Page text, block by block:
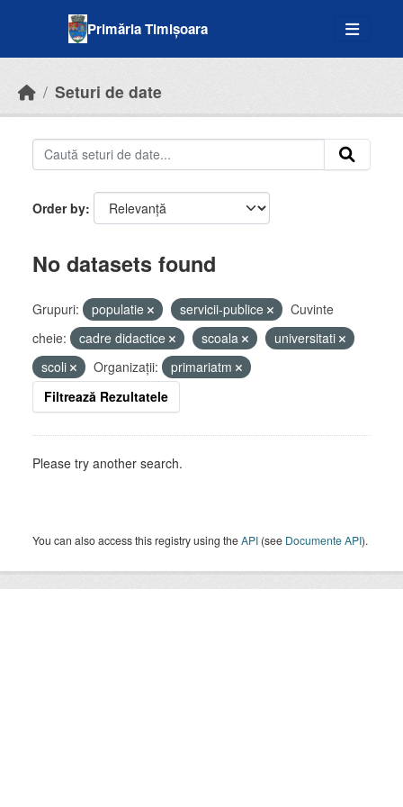
Primăria Timișoara
Seturi de date
Order by
No datasets found
Grupuri: populatie servicii-publice
Cuvinte
cheie:
cadre didactice scoala
universitati
scoli
Organizații:
primariatm
Filtrează Rezultatele
Please try another search.
You can also access this registry using theAPI (see Documente API).